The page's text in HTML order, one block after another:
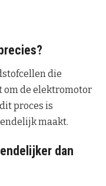
die
de elektromotor
proces is
maakt.
dan